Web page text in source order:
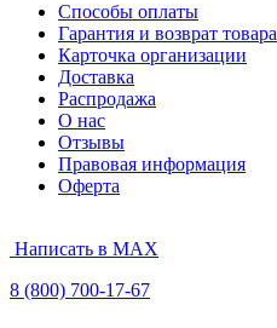
Способы оплаты
Гарантия и возврат товара
Карточка организации
Доставка
Распродажа
О нас
Отзывы
Правовая информация
Оферта
Написать в MAX
8 (800) 700-17-67